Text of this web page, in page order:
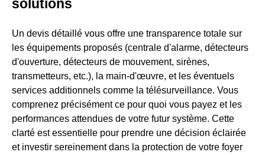
solutions
Un devis détaillé vous offre une transparence totale sur
les équipements proposés (centrale d'alarme, détecteurs
d'ouverture, détecteurs de mouvement, sirènes,
transmetteurs, etc.), la main-d'œuvre, et les éventuels
services additionnels comme la télésurveillance. Vous
comprenez précisément ce pour quoi vous payez et les
performances attendues de votre futur système. Cette
clarté est essentielle pour prendre une décision éclairée
et investir sereinement dans la protection de votre foyer